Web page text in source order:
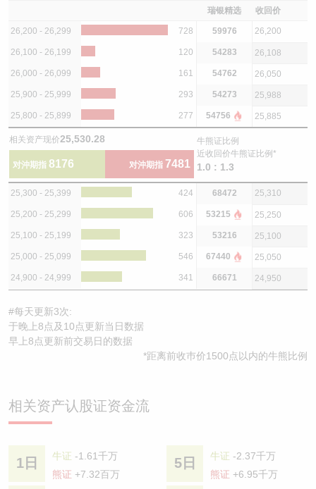
瑞银精选 收回价
26,200 - 26,299 728 59976 26,200
26,100 - 26,199 120 54283 26,108
26,000 - 26,099 161 54762 26,050
25,900 - 25,999 293 54273 25,988
25,800 - 25,899 277 54756 25,885
相关资产现价25,530.28
对沖期指 8176 对沖期指 7481
牛熊证比例
近收回价牛熊证比例*
1.0 : 1.3
25,300 - 25,399 424 68472 25,310
25,200 - 25,299 606 53215 25,250
25,100 - 25,199 323 53216 25,100
25,000 - 25,099 546 67440 25,050
24,900 - 24,999 341 66671 24,950
#每天更新3次:
于晚上8点及10点更新当日数据
早上8点更新前交易日的数据
*距离前收巿价1500点以内的牛熊比例
相关资产认股证资金流
1日 牛证 -1.61千万
熊证 +7.32百万
5日 牛证 -2.37千万
熊证 +6.95千万